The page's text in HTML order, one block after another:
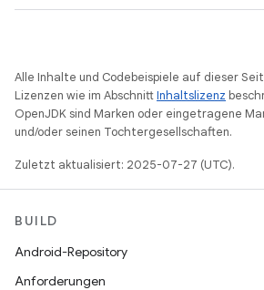
Alle Inhalte und Codebeispiele auf dieser
Lizenzen wie im AbschnittInhaltslizenz
OpenJDK sind Marken oder eingetragene
und/oder seinen Tochtergesellschaften.
Zuletzt aktualisiert: 2025-07-27 (UTC).
BUILD
Android-Repository
Anforderungen